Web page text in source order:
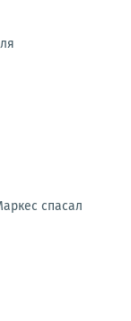
спасал